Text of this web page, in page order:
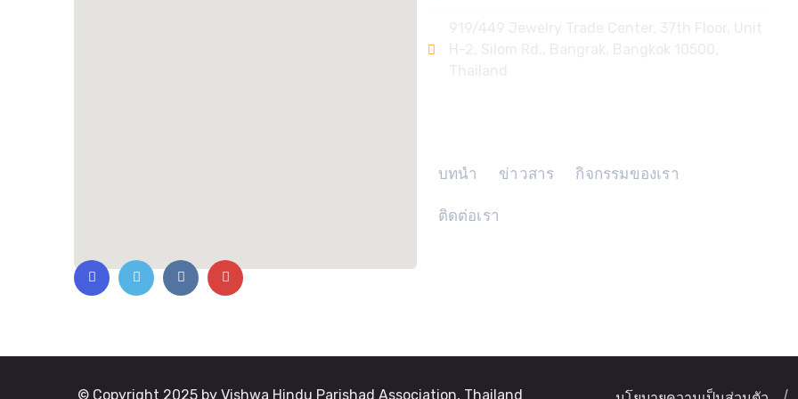
บทนำ ข่าวสาร
กิจกรรมของเรา
ติดต่อเรา
© Copyright 2025 by Vishwa Hindu Parishad Association, Thailand